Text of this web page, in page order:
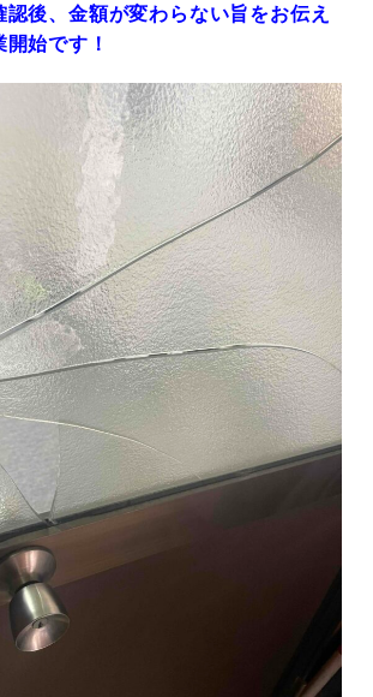
認後、金額が変わらない旨をお伝え
始です！